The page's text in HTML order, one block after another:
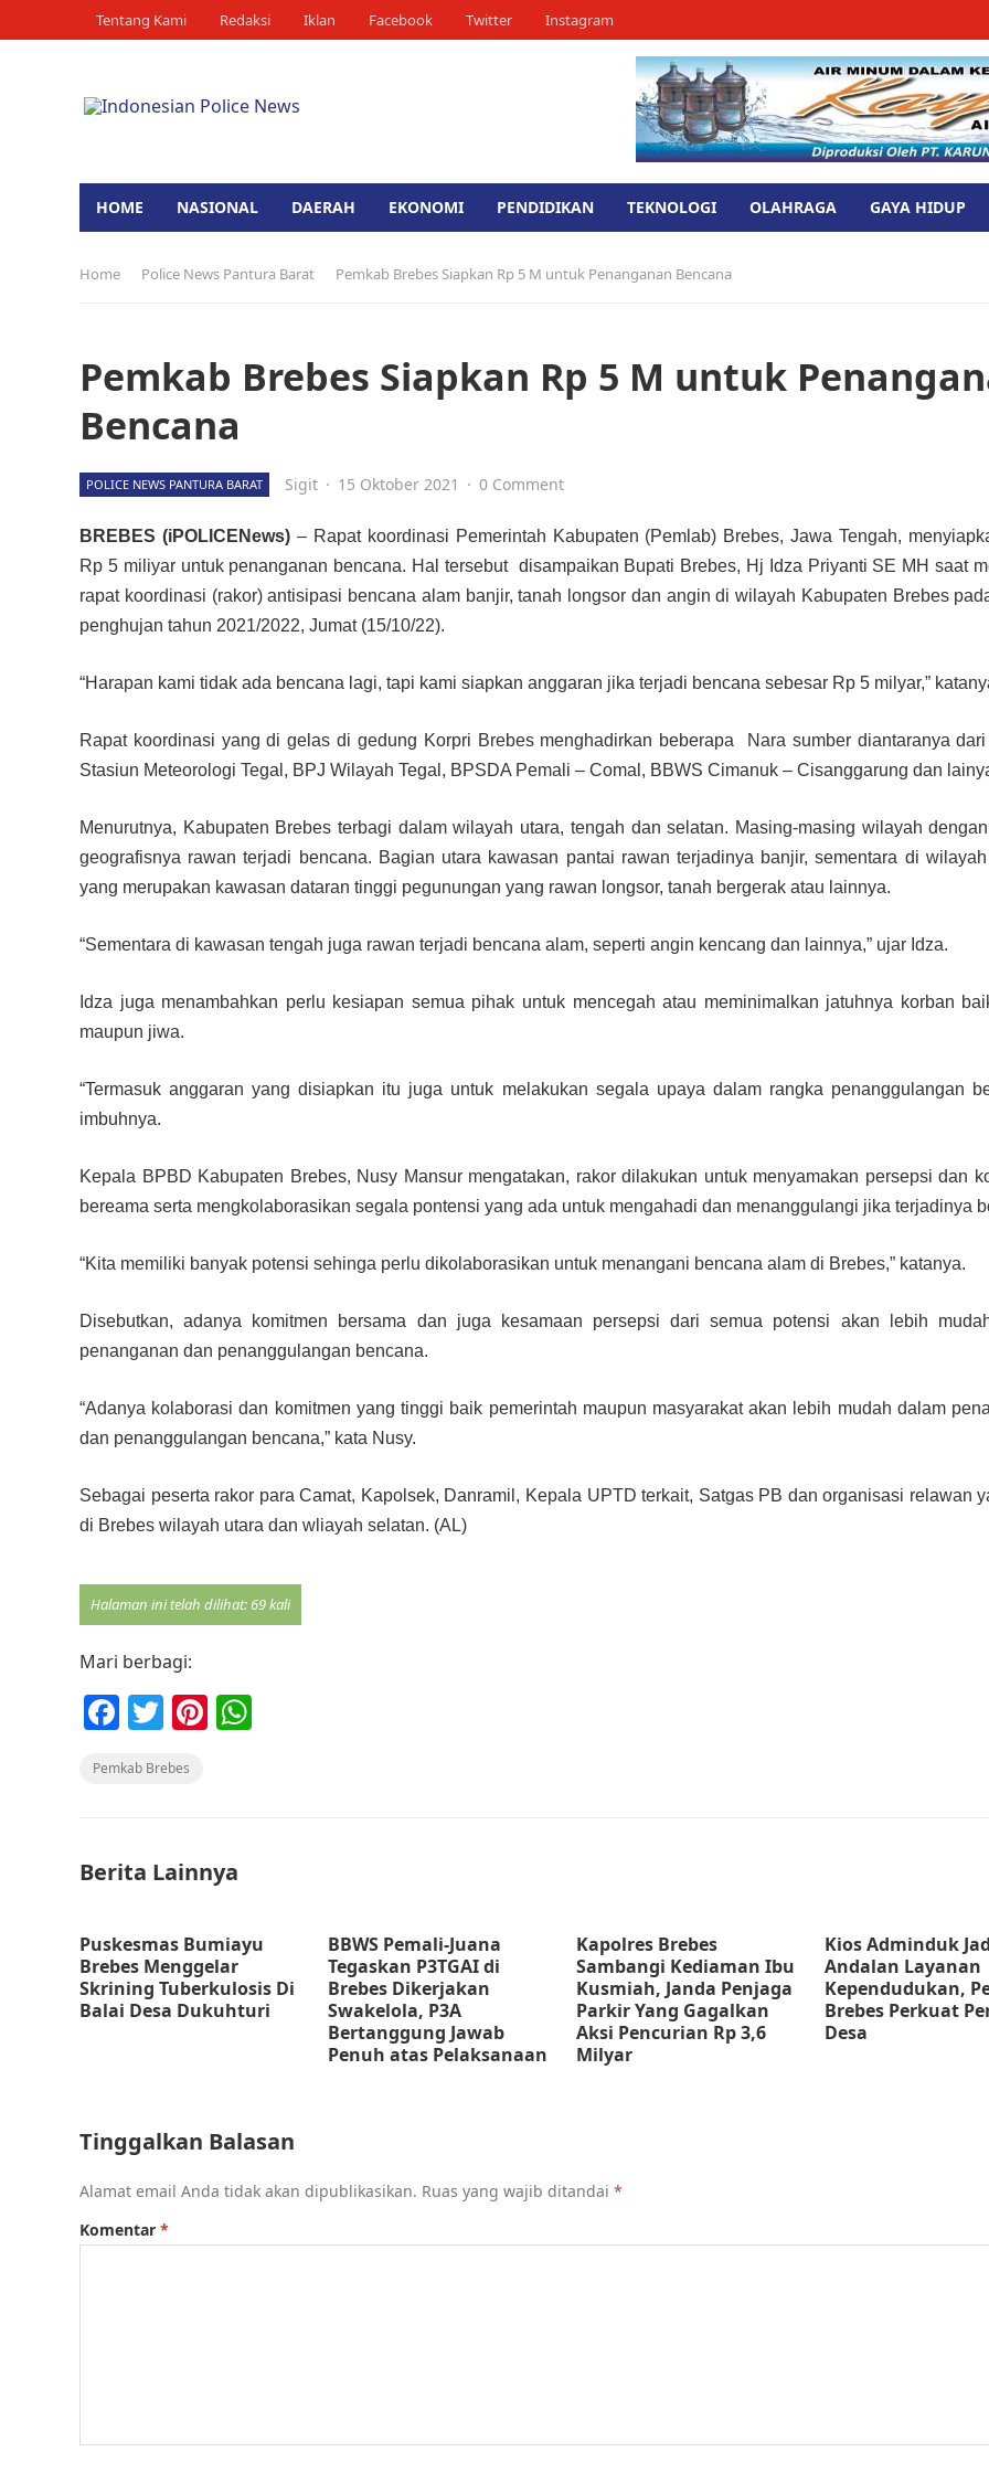
Tentang Kami Redaksi Iklan Facebook Twitter Instagram
HOME NASIONAL DAERAH EKONOMI PENDIDIKAN TEKNOLOGI OLAHRAGA GAYA HIDUP
Home Police News Pantura Barat Pemkab Brebes Siapkan Rp 5 M untuk Penanganan Bencana
Pemkab Brebes Siapkan Rp 5 M untuk
Bencana
POLICE NEWS PANTURA BARAT Sigit · 15 Oktober 2021 · 0 Comment
BREBES (iPOLICENews)– Rapat koordinasi Pemerintah Kabupaten (Pemlab) Brebes, Jawa Tengah,
Rp 5 miliyar untuk penanganan bencana. Hal tersebut disampaikan Bupati Brebes, Hj Idza Priyanti SE MH saat
rapat koordinasi (rakor) antisipasi bencana alam banjir, tanah longsor dan angin di wilayah Kabupaten Brebes
penghujan tahun 2021/2022, Jumat (15/10/22).
“Harapan kami tidak ada bencana lagi, tapi kami siapkan anggaran jika terjadi bencana sebesar Rp 5 milyar,”
Rapat koordinasi yang di gelas di gedung Korpri Brebes menghadirkan beberapa Nara sumber diantaranya
Stasiun Meteorologi Tegal, BPJ Wilayah Tegal, BPSDA Pemali – Comal, BBWS Cimanuk – Cisanggarung dan
Menurutnya, Kabupaten Brebes terbagi dalam wilayah utara, tengah dan selatan. Masing-masing wilayah
geografisnya rawan terjadi bencana. Bagian utara kawasan pantai rawan terjadinya banjir, sementara di
yang merupakan kawasan dataran tinggi pegunungan yang rawan longsor, tanah bergerak atau lainnya.
“Sementara di kawasan tengah juga rawan terjadi bencana alam, seperti angin kencang dan lainnya,” ujar Idza.
Idza juga menambahkan perlu kesiapan semua pihak untuk mencegah atau meminimalkan jatuhnya korban
maupun jiwa.
“Termasuk anggaran yang disiapkan itu juga untuk melakukan segala upaya dalam rangka penanggulangan
imbuhnya.
Kepala BPBD Kabupaten Brebes, Nusy Mansur mengatakan, rakor dilakukan untuk menyamakan persepsi dan
bereama serta mengkolaborasikan segala pontensi yang ada untuk mengahadi dan menanggulangi jika terjadinya
“Kita memiliki banyak potensi sehinga perlu dikolaborasikan untuk menangani bencana alam di Brebes,” katanya.
Disebutkan, adanya komitmen bersama dan juga kesamaan persepsi dari semua potensi akan lebih
penanganan dan penanggulangan bencana.
“Adanya kolaborasi dan komitmen yang tinggi baik pemerintah maupun masyarakat akan lebih mudah dalam
dan penanggulangan bencana,” kata Nusy.
Sebagai peserta rakor para Camat, Kapolsek, Danramil, Kepala UPTD terkait, Satgas PB dan organisasi relawan
di Brebes wilayah utara dan wliayah selatan. (AL)
Halaman ini telah dilihat: 69 kali
Mari berbagi:
F
c
b
o
k
T
itt
Pi
Pemkab Brebes
Berita Lainnya
Puskesmas Bumiayu
Brebes Menggelar
Skrining Tuberkulosis Di
Balai Desa Dukuhturi
BBWS Pemali-Juana
Tegaskan P3TGAI di
Brebes Dikerjakan
Swakelola, P3A
Bertanggung Jawab
Penuh atas Pelaksanaan
Kapolres Brebes
Sambangi Kediaman Ibu
Kusmiah, Janda Penjaga
Parkir Yang Gagalkan
Aksi Pencurian Rp 3,6
Milyar
Kios Adminduk
Andalan Layanan
Kependudukan,
Brebes Perkuat
Desa
Tinggalkan Balasan
Alamat email Anda tidak akan dipublikasikan. Ruas yang wajib ditandai *
Komentar *